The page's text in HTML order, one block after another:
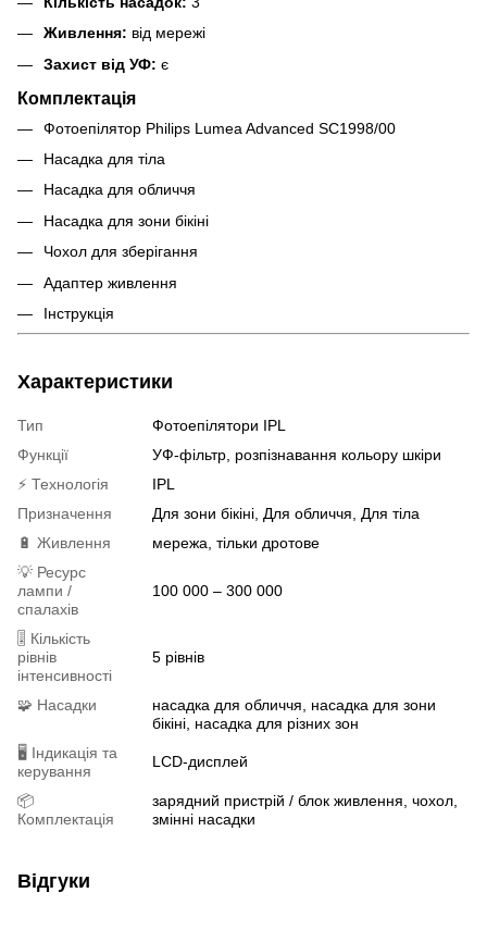
Живлення: від мережі
Захист від УФ: є
Комплектація
Фотоепілятор Philips Lumea Advanced SC1998/00
Насадка для тіла
Насадка для обличчя
Насадка для зони бікіні
Чохол для зберігання
Адаптер живлення
Інструкція
Характеристики
Тип
Фотоепілятори IPL
Функції
УФ-фільтр, розпізнавання кольору шкіри
⚡ Технологія
IPL
Призначення
Для зони бікіні, Для обличчя, Для тіла
🔋 Живлення
мережа, тільки дротове
💡 Ресурс
лампи /
спалахів
100 000 – 300 000
🎚 Кількість
рівнів
інтенсивності
5 рівнів
🧩 Насадки
насадка для обличчя, насадка для зони
бікіні, насадка для різних зон
🖥 Індикація та
керування
LCD-дисплей
📦
Комплектація
зарядний пристрій / блок живлення, чохол,
змінні насадки
Відгуки